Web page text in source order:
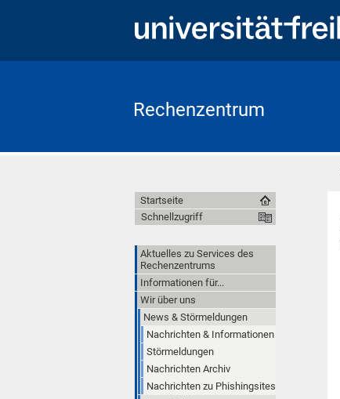
Rechenzentrum
Startseite
Schnellzugriff
Aktuelles zu Services des
Rechenzentrums
Informationen für...
Wir über uns
News & Störmeldungen
Nachrichten & Informationen
Störmeldungen
Nachrichten Archiv
Nachrichten zu Phishingsites